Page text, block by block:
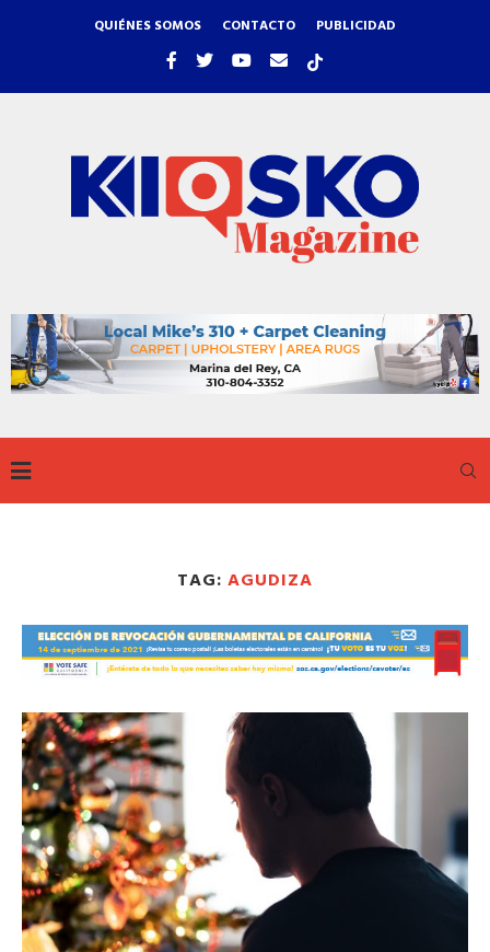
QUIÉNES SOMOS CONTACTO PUBLICIDAD
TAG: AGUDIZA